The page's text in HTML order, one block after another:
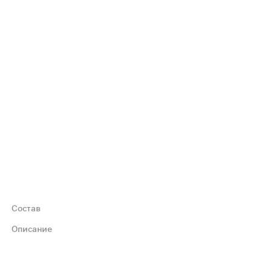
Состав
Описание